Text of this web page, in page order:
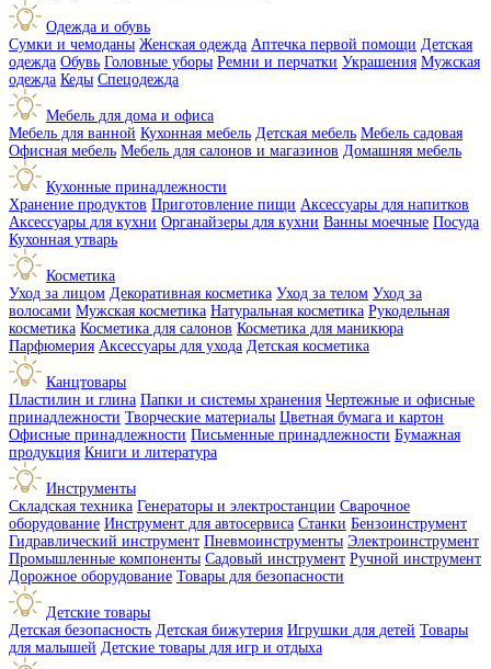
Одежда и обувь
Сумки и чемоданы Женская одежда Аптечка первой помощи Детская
одежда Обувь Головные уборы Ремни и перчатки Украшения Мужская
одежда Кеды Спецодежда
Мебель для дома и офиса
Мебель для ванной Кухонная мебель Детская мебель Мебель садовая
Офисная мебель Мебель для салонов и магазинов Домашняя мебель
Кухонные принадлежности
Хранение продуктов Приготовление пищи Аксессуары для напитков
Аксессуары для кухни Органайзеры для кухни Ванны моечные Посуда
Кухонная утварь
Косметика
Уход за лицом Декоративная косметика Уход за телом Уход за
волосами Мужская косметика Натуральная косметика Рукодельная
косметика Косметика для салонов Косметика для маникюра
Парфюмерия Аксессуары для ухода Детская косметика
Канцтовары
Пластилин и глина Папки и системы хранения Чертежные и офисные
принадлежности Творческие материалы Цветная бумага и картон
Офисные принадлежности Письменные принадлежности Бумажная
продукция Книги и литература
Инструменты
Складская техника Генераторы и электростанции Сварочное
оборудование Инструмент для автосервиса Станки Бензоинструмент
Гидравлический инструмент Пневмоинструменты Электроинструмент
Промышленные компоненты Садовый инструмент Ручной инструмент
Дорожное оборудование Товары для безопасности
Детские товары
Детская безопасность Детская бижутерия Игрушки для детей Товары
для малышей Детские товары для игр и отдыха